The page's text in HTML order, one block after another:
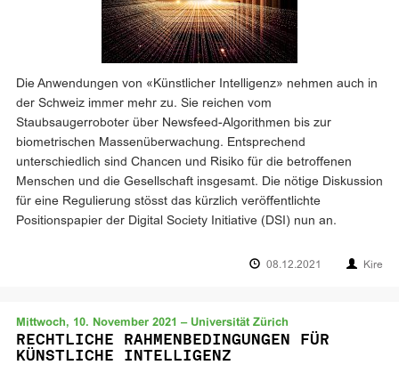
Die Anwendungen von «Künstlicher Intelligenz» nehmen auch in
der Schweiz immer mehr zu. Sie reichen vom
Staubsaugerroboter über Newsfeed-Algorithmen bis zur
biometrischen Massenüberwachung. Entsprechend
unterschiedlich sind Chancen und Risiko für die betroffenen
Menschen und die Gesellschaft insgesamt. Die nötige Diskussion
für eine Regulierung stösst das kürzlich veröffentlichte
Positionspapier der Digital Society Initiative (DSI) nun an.
08.12.2021 Kire
Mittwoch, 10. November 2021 – Universität Zürich
RECHTLICHE RAHMENBEDINGUNGEN FÜR
KÜNSTLICHE INTELLIGENZ